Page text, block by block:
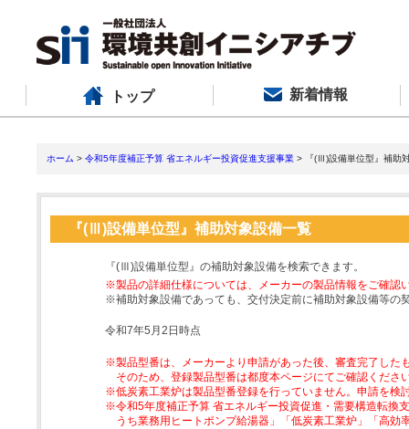
トップ 新着情報
ホーム > 令和5年度補正予算 省エネルギー投資促進支援事業 > 『(Ⅲ)設備単位型』補助
『(Ⅲ)設備単位型』補助対象設備一覧
『(Ⅲ)設備単位型』の補助対象設備を検索できます。
※製品の詳細仕様については、メーカーの製品情報をご確認
※補助対象設備であっても、交付決定前に補助対象設備等の
令和7年5月2日時点
※製品型番は、メーカーより申請があった後、審査完了した
そのため、登録製品型番は都度本ページにてご確認くださ
※低炭素工業炉は製品型番登録を行っていません。申請を検
※令和5年度補正予算 省エネルギー投資促進・需要構造転換
うち業務用ヒートポンプ給湯器」「低炭素工業炉」「高